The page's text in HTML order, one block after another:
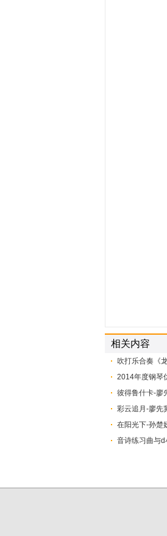
相关内容
吹打乐合奏《
2014年度钢琴
彼得鲁什卡-廖
彩云追月-廖先
在阳光下-孙楚
音诗练习曲与